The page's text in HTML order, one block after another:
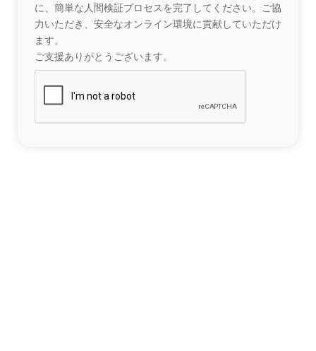
に、簡単な人間検証プロセスを完了してください。ご協
力いただき、安全なオンライン環境に貢献していただけ
ます。
ご支援ありがとうございます。